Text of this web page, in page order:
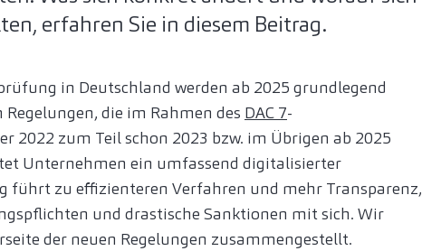
erfahren Sie in diesem Beitrag.
in Deutschland werden ab 2025 grundlegend
die im Rahmen des DAC 7-
2022 zum Teil schon 2023 bzw. im Übrigen ab 2025
Unternehmen ein umfassend digitalisierter
führt zu effizienteren Verfahren und mehr Transparenz,
und drastische Sanktionen mit sich. Wir
der neuen Regelungen zusammengestellt.